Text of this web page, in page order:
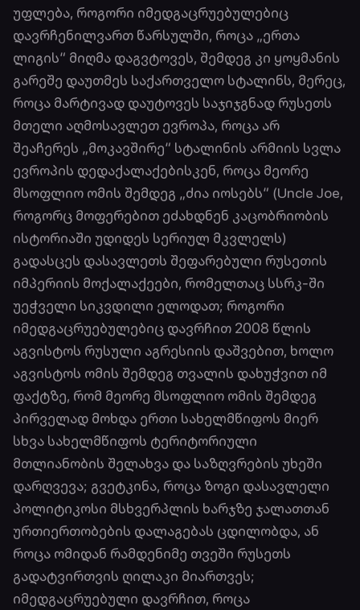
უფლება, როგორი იმედგაცრუებულებიც
დავრჩენილვართ წარსულში, როცა „ერთა
ლიგის“ მიღმა დაგვტოვეს, შემდეგ კი ყოყმანის
გარეშე დაუთმეს საქართველო სტალინს, მერეც,
როცა მარტივად დაუტოვეს საჯიჯგნად რუსეთს
მთელი აღმოსავლეთ ევროპა, როცა არ
შეაჩერეს „მოკავშირე“ სტალინის არმიის სვლა
ევროპის დედაქალაქებისკენ, როცა მეორე
მსოფლიო ომის შემდეგ „ძია იოსებს“ (Uncle Joe,
როგორც მოფერებით ეძახდნენ კაცობრიობის
ისტორიაში უდიდეს სერიულ მკვლელს)
გადასცეს დასავლეთს შეფარებული რუსეთის
იმპერიის მოქალაქეები, რომელთაც სსრკ-ში
უეჭველი სიკვდილი ელოდათ; როგორი
იმედგაცრუებულებიც დავრჩით 2008 წლის
აგვისტოს რუსული აგრესიის დაშვებით, ხოლო
აგვისტოს ომის შემდეგ თვალის დახუჭვით იმ
ფაქტზე, რომ მეორე მსოფლიო ომის შემდეგ
პირველად მოხდა ერთი სახელმწიფოს მიერ
სხვა სახელმწიფოს ტერიტორიული
მთლიანობის შელახვა და საზღვრების უხეში
დარღვევა; გვეტკინა, როცა ზოგი დასავლელი
პოლიტიკოსი მსხვერპლის ხარჯზე ჯალათთან
ურთიერთობების დალაგებას ცდილობდა, ან
როცა ომიდან რამდენიმე თვეში რუსეთს
გადატვირთვის ღილაკი მიართვეს;
იმედგაცრუებული და­ვრჩით, როცა